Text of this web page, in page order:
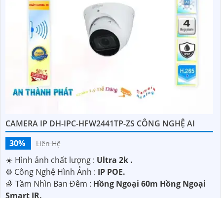
CAMERA IP DH-IPC-HFW2441TP-ZS CÔNG NGHỆ AI
30%
Liên Hệ
☀️ Hình ảnh chất lượng : Ultra 2k .
⚙ Công Nghệ Hình Ảnh : IP POE.
🌈 Tầm Nhìn Ban Đêm : Hồng Ngoại 60m Hồng Ngoại
Smart IR.